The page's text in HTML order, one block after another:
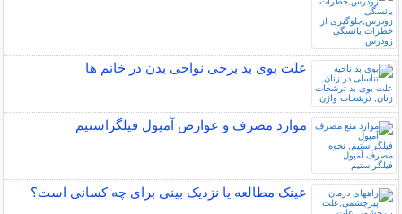
علت بوی بد برخی نواحی بدن در خانم ها
موارد مصرف و عوارض آمپول فیلگراستیم
عینک مطالعه یا نزدیک بینی برای چه کسانی است؟